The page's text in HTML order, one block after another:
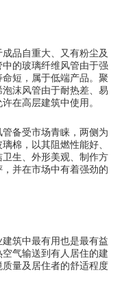
品自重大、又有粉尘及
的玻璃纤维风管由于强
短，属于低端产品。聚
沫风管由于耐热差、易
在高层建筑中使用。
备受市场青睐，两侧为
棉，以其阻燃性能好、
生、外形美观、制作方
并在市场中有着强劲的
筑中最有用也是最有益
气输送到有人居住的建
量及居住者的舒适程度